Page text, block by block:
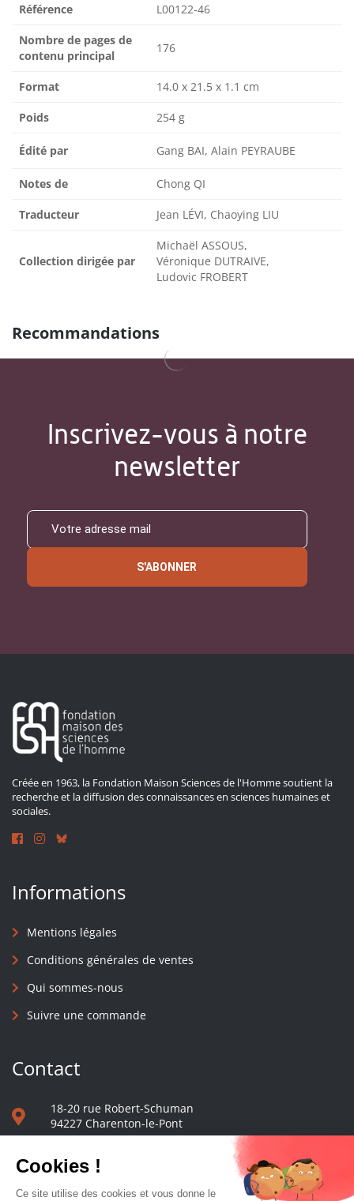
Référence L00122-46
Nombre de pages de
contenu principal
176
Format 14.0 x 21.5 x 1.1 cm
Poids 254 g
Édité par Gang BAI, Alain PEYRAUBE
Notes de Chong QI
Traducteur Jean LÉVI, Chaoying LIU
Collection dirigée par
Michaël ASSOUS,
Véronique DUTRAIVE,
Ludovic FROBERT
Recommandations
Inscrivez-vous à notre
newsletter
S'ABONNER
Créée en 1963, la Fondation Maison Sciences de l'Homme soutient la
recherche et la diffusion des connaissances en sciences humaines et
sociales.
Informations
Mentions légales
Conditions générales de ventes
Qui sommes-nous
Suivre une commande
Contact
18-20 rue Robert-Schuman
94227 Charenton-le-Pont